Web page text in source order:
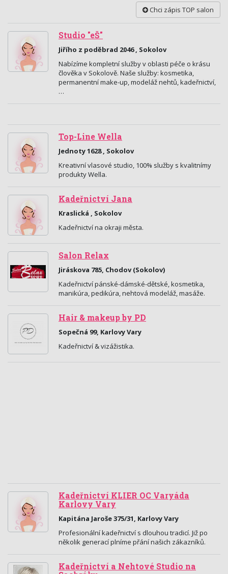
Chci zápis TOP salon
Studio "eŠ"
Jiřího z poděbrad 2046 , Sokolov
Nabízíme kompletní služby v oblasti péče o krásu
člověka v Sokolově. Naše služby: kosmetika,
permanentní make-up, modeláž nehtů, kadeřnictví,
…
Top-Line Wella
Jednoty 1628 , Sokolov
Kreativní vlasové studio, 100% služby s kvalitnímy
produkty Wella.
Kadeřnictví Jana
Kraslická , Sokolov
Kadeřnictví na okraji města.
Salon Relax
Jiráskova 785, Chodov (Sokolov)
Kadeřnictví pánské-dámské-dětské, kosmetika,
manikúra, pedikúra, nehtová modeláž, masáže.
Hair & makeup by PD
Sopečná 99, Karlovy Vary
Kadeřnictví & vizážistika.
Kadeřnictví KLIER OC Varyáda
Karlovy Vary
Kapitána Jaroše 375/31, Karlovy Vary
Profesionální kadeřnictví s dlouhou tradicí. Již po
několik generací plníme přání našich zákazníků.
Kadeřnictví a Nehtové Studio na